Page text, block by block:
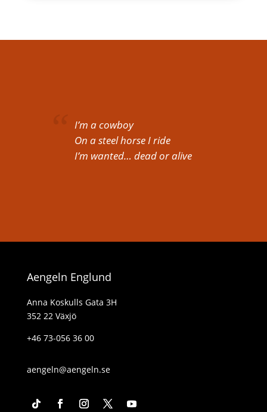
I’m a cowboy
On a steel horse I ride
I’m wanted… dead or alive
Aengeln Englund
Anna Koskulls Gata 3H
352 22 Växjö
+46 73-056 36 00
aengeln@aengeln.se